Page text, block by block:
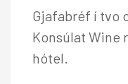
Gjafabréf í tvo
Konsúlat Wine
hótel.